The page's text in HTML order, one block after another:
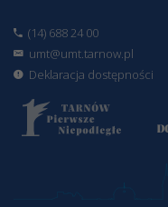
(14) 688 24 00
umt@umt.tarnow.pl
Deklaracja dostępności